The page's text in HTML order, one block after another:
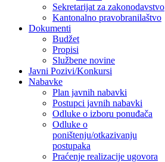
Sekretarijat za zakonodavstvo
Kantonalno pravobranilaštvo
Dokumenti
Budžet
Propisi
Službene novine
Javni Pozivi/Konkursi
Nabavke
Plan javnih nabavki
Postupci javnih nabavki
Odluke o izboru ponuđača
Odluke o
poništenju/otkazivanju
postupaka
Praćenje realizacije ugovora